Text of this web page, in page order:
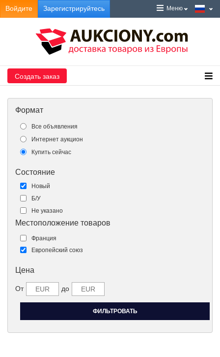
Войдите Зарегистрируйтесь Меню
Создать заказ
Формат
Все объявления
Интернет аукцион
Купить сейчас
Состояние
Новый
Б/У
Не указано
Местоположение товаров
Франция
Европейский союз
Цена
От до